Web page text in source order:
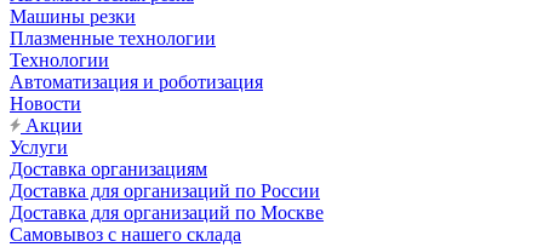
Машины резки
Плазменные технологии
Технологии
Автоматизация и роботизация
Новости
Акции
Услуги
Доставка организациям
Доставка для организаций по России
Доставка для организаций по Москве
Самовывоз с нашего склада